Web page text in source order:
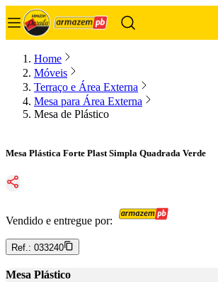
Home
Móveis
Terraço e Área Externa
Mesa para Área Externa
Mesa de Plástico
Mesa Plástica Forte Plast Simpla Quadrada Verde
Vendido e entregue por:
Ref.: 033240
Mesa Plástico